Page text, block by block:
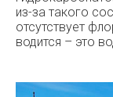
из-за такого
отсутствует
водится – это